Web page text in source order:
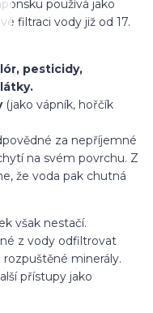
používá jako
filtraci vody již od 17.
pesticidy,
(jako vápník, hořčík
za nepříjemné
na svém povrchu. Z
že voda pak chutná
však nestačí.
z vody odfiltrovat
minerály.
přístupy jako